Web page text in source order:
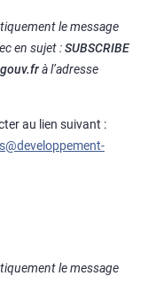
le message
en sujet :SUBSCRIBE
à l’adresse
au lien suivant :
le message